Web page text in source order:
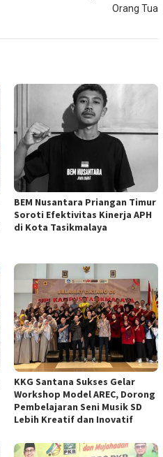
Orang Tua
BEM Nusantara Priangan Timur
Soroti Efektivitas Kinerja APH
di Kota Tasikmalaya
KKG Santana Sukses Gelar
Workshop Model AREC, Dorong
Pembelajaran Seni Musik SD
Lebih Kreatif dan Inovatif